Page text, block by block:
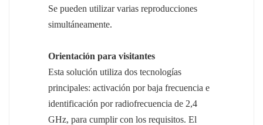
Se pueden utilizar varias reproducciones
simultáneamente.
Orientación para visitantes
Esta solución utiliza dos tecnologías
principales: activación por baja frecuencia e
identificación por radiofrecuencia de 2,4
GHz, para cumplir con los requisitos. El